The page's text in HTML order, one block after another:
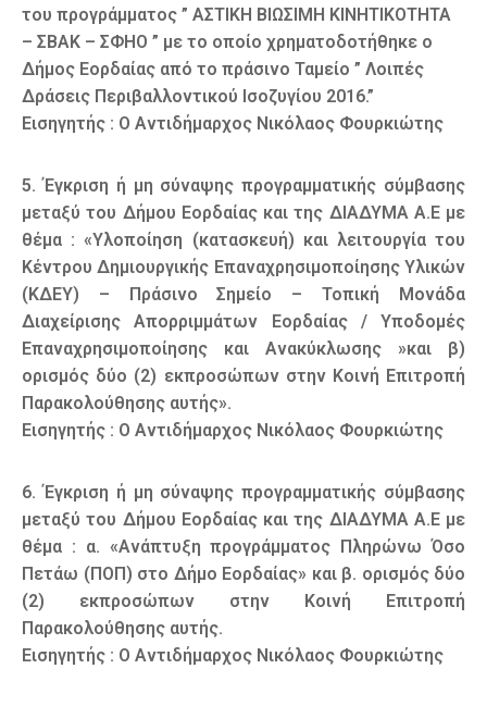
του προγράμματος ” ΑΣΤΙΚΗ ΒΙΩΣΙΜΗ ΚΙΝΗΤΙΚΟΤΗΤΑ
– ΣΒΑΚ – ΣΦΗΟ ” με το οποίο χρηματοδοτήθηκε ο
Δήμος Εορδαίας από το πράσινο Ταμείο ” Λοιπές
Δράσεις Περιβαλλοντικού Ισοζυγίου 2016.”
Εισηγητής : Ο Αντιδήμαρχος Νικόλαος Φουρκιώτης
5. Έγκριση ή μη σύναψης προγραμματικής σύμβασης
μεταξύ του Δήμου Εορδαίας και της ΔΙΑΔΥΜΑ Α.Ε με
θέμα : «Υλοποίηση (κατασκευή) και λειτουργία του
Κέντρου Δημιουργικής Επαναχρησιμοποίησης Υλικών
(ΚΔΕΥ) – Πράσινο Σημείο – Τοπική Μονάδα
Διαχείρισης Απορριμμάτων Εορδαίας / Υποδομές
Επαναχρησιμοποίησης και Ανακύκλωσης »και β)
ορισμός δύο (2) εκπροσώπων στην Κοινή Επιτροπή
Παρακολούθησης αυτής».
Εισηγητής : Ο Αντιδήμαρχος Νικόλαος Φουρκιώτης
6. Έγκριση ή μη σύναψης προγραμματικής σύμβασης
μεταξύ του Δήμου Εορδαίας και της ΔΙΑΔΥΜΑ Α.Ε με
θέμα : α. «Ανάπτυξη προγράμματος Πληρώνω Όσο
Πετάω (ΠΟΠ) στο Δήμο Εορδαίας» και β. ορισμός δύο
(2) εκπροσώπων στην Κοινή Επιτροπή
Παρακολούθησης αυτής.
Εισηγητής : Ο Αντιδήμαρχος Νικόλαος Φουρκιώτης